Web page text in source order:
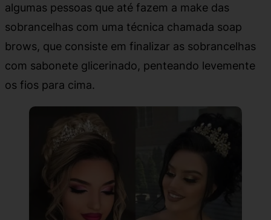
algumas pessoas que até fazem a make das
sobrancelhas com uma técnica chamada soap
brows, que consiste em finalizar as sobrancelhas
com sabonete glicerinado, penteando levemente
os fios para cima.